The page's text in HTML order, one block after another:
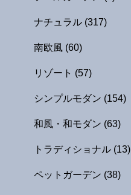
ナチュラル (317)
南欧風 (60)
リゾート (57)
シンプルモダン (154)
和風・和モダン (63)
トラディショナル (13)
ペットガーデン (38)